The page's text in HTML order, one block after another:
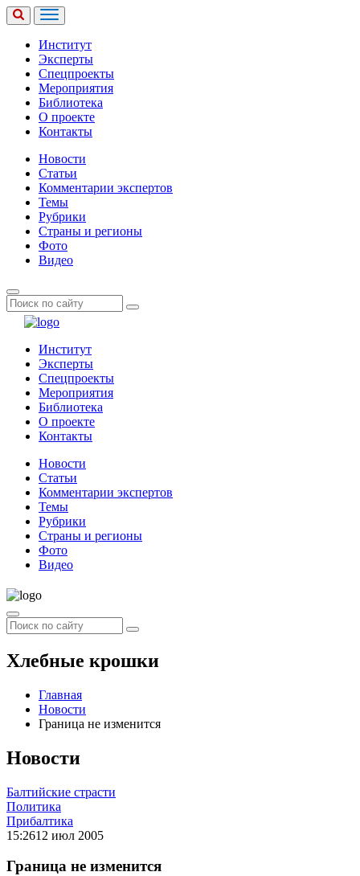
Институт
Эксперты
Спецпроекты
Мероприятия
Библиотека
О проекте
Контакты
Новости
Статьи
Комментарии экспертов
Темы
Рубрики
Страны и регионы
Фото
Видео
Институт
Эксперты
Спецпроекты
Мероприятия
Библиотека
О проекте
Контакты
Новости
Статьи
Комментарии экспертов
Темы
Рубрики
Страны и регионы
Фото
Видео
Хлебные крошки
Главная
Новости
Граница не изменится
Новости
Балтийские страсти
Политика
Прибалтика
15:2612 июл 2005
Граница не изменится